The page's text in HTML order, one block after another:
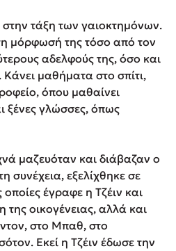
στην τάξη των γαιοκτημόνων.
μόρφωσή της τόσο από τον
αδελφούς της, όσο και
μαθήματα στο σπίτι,
όπου μαθαίνει
ξένες γλώσσες, όπως
μαζευόταν και διάβαζαν ο
συνέχεια, εξελίχθηκε σε
οποίες έγραφε η Τζέιν και
οικογένειας, αλλά και
στο Μπαθ, στο
Εκεί η Τζέιν έδωσε την